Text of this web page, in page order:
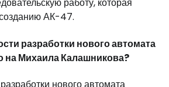
работу, которая
АК-47.
разработки нового автомата
на Михаила Калашникова?